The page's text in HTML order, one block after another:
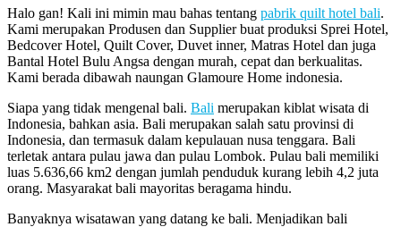
Halo gan! Kali ini mimin mau bahas tentang pabrik quilt hotel bali.
Kami merupakan Produsen dan Supplier buat produksi Sprei Hotel,
Bedcover Hotel, Quilt Cover, Duvet inner, Matras Hotel dan juga
Bantal Hotel Bulu Angsa dengan murah, cepat dan berkualitas.
Kami berada dibawah naungan Glamoure Home indonesia.
Siapa yang tidak mengenal bali. Bali merupakan kiblat wisata di
Indonesia, bahkan asia. Bali merupakan salah satu provinsi di
Indonesia, dan termasuk dalam kepulauan nusa tenggara. Bali
terletak antara pulau jawa dan pulau Lombok. Pulau bali memiliki
luas 5.636,66 km2 dengan jumlah penduduk kurang lebih 4,2 juta
orang. Masyarakat bali mayoritas beragama hindu.
Banyaknya wisatawan yang datang ke bali. Menjadikan bali